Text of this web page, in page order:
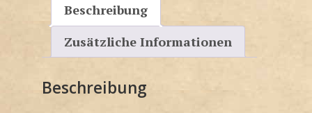
Beschreibung
Zusätzliche Informationen
Beschreibung